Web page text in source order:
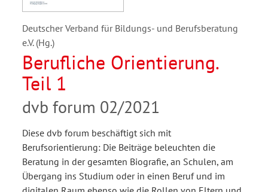
Deutscher Verband für Bildungs- und Berufsberatung
e.V. (Hg.)
Berufliche Orientierung.
Teil 1
dvb forum 02/2021
Diese dvb forum beschäftigt sich mit
Berufsorientierung: Die Beiträge beleuchten die
Beratung in der gesamten Biografie, an Schulen, am
Übergang ins Studium oder in einen Beruf und im